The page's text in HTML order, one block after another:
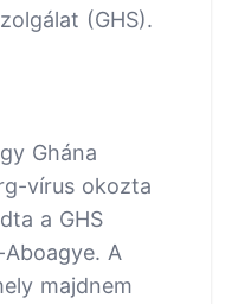
(GHS).
Ghána
vírus okozta
a GHS
A
majdnem